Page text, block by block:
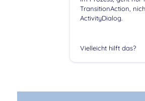
TransitionAction,
ActivityDialog.
Vielleicht hilft das?